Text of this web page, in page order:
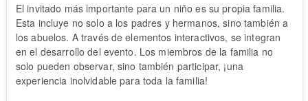
El invitado más importante para un niño es su propia familia.
Esta incluye no solo a los padres y hermanos, sino también a
los abuelos. A través de elementos interactivos, se integran
en el desarrollo del evento. Los miembros de la familia no
solo pueden observar, sino también participar, ¡una
experiencia inolvidable para toda la familia!